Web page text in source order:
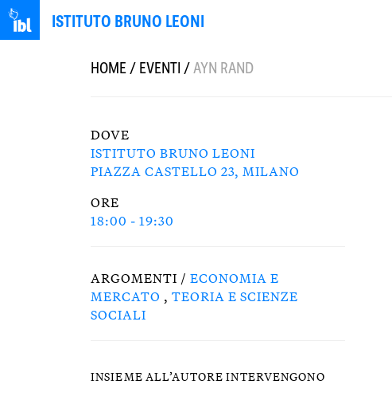
ISTITUTO BRUNO LEONI
HOME/EVENTI/AYN RAND
DOVE
ISTITUTO BRUNO LEONI
PIAZZA CASTELLO 23, MILANO
ORE
18:00 - 19:30
ARGOMENTI / ECONOMIA E
MERCATO , TEORIA E SCIENZE
SOCIALI
INSIEME ALL’AUTORE INTERVENGONO